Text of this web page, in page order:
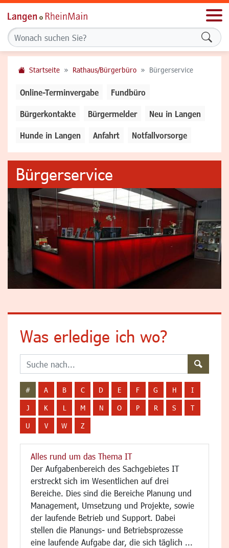
Startseite Rathaus/Bürgerbüro Bürgerservice
Online-Terminvergabe Fundbüro
Bürgerkontakte Bürgermelder Neu in Langen
Hunde in Langen Anfahrt Notfallvorsorge
Bürgerservice
Was erledige ich wo?
# A B C D E F G H I
J K L M N O P R S T
U V W Z
Alles rund um das Thema IT
Der Aufgabenbereich des Sachgebietes IT
erstreckt sich im Wesentlichen auf drei
Bereiche. Dies sind die Bereiche Planung und
Management, Umsetzung und Projekte, sowie
der laufende Betrieb und Support. Dabei
stellen die Planungs- und Betriebsprozesse
eine laufende Aufgabe dar, die sich täglich ...